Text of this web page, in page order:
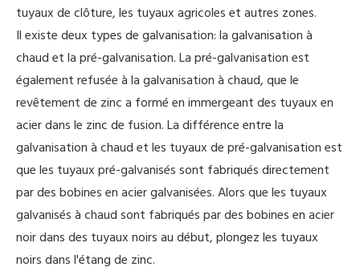
tuyaux de clôture, les tuyaux agricoles et autres zones.
Il existe deux types de galvanisation: la galvanisation à
chaud et la pré-galvanisation. La pré-galvanisation est
également refusée à la galvanisation à chaud, que le
revêtement de zinc a formé en immergeant des tuyaux en
acier dans le zinc de fusion. La différence entre la
galvanisation à chaud et les tuyaux de pré-galvanisation est
que les tuyaux pré-galvanisés sont fabriqués directement
par des bobines en acier galvanisées. Alors que les tuyaux
galvanisés à chaud sont fabriqués par des bobines en acier
noir dans des tuyaux noirs au début, plongez les tuyaux
noirs dans l'étang de zinc.